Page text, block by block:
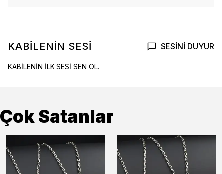
KABİLENİN SESİ SESİNİ DUYUR
KABİLENİN İLK SESİ SEN OL.
Çok Satanlar